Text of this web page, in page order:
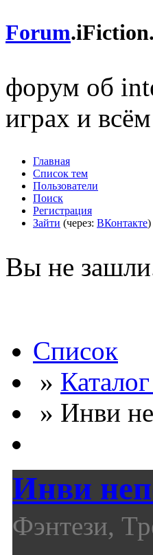
Forum.
форум об
играх и
Главная
Список тем
Пользователи
Поиск
Регистрация
Зайти (через: ВКонтакте)
Вы не
Список
»
» Инви
Инви
Фэнтези,